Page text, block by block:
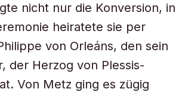
nicht nur die Konversion, in
heiratete sie per
von Orleáns, den sein
der Herzog von Plessis-
Von Metz ging es zügig